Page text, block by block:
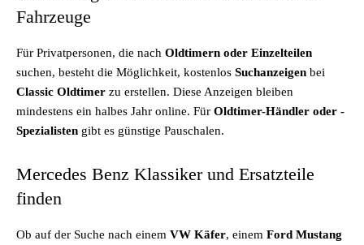
Fahrzeuge
Für Privatpersonen, die nach Oldtimern oder Einzelteilen
suchen, besteht die Möglichkeit, kostenlos Suchanzeigen bei
Classic Oldtimer zu erstellen. Diese Anzeigen bleiben
mindestens ein halbes Jahr online. Für Oldtimer-Händler oder -
Spezialisten gibt es günstige Pauschalen.
Mercedes Benz Klassiker und Ersatzteile
finden
Ob auf der Suche nach einem VW Käfer, einem Ford Mustang